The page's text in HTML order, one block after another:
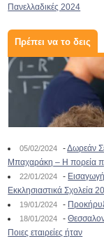
Πανελλαδικές 2024
Πρέπει να το δεις
05/02/2024 -Δωρεάν
Μπαχαράκη – Η πορεία
22/01/2024 -
Εκκλησιαστικά Σχολεία
19/01/2024 -
18/01/2024 -
Ποιες εταιρείες ήταν